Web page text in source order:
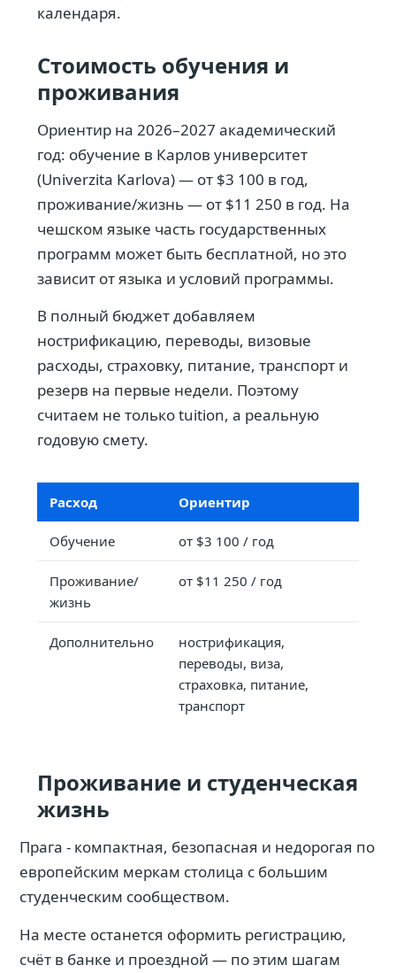
календаря.
Стоимость обучения и
проживания
Ориентир на 2026–2027 академический
год: обучение в Карлов университет
(Univerzita Karlova) — от $3 100 в год,
проживание/жизнь — от $11 250 в год. На
чешском языке часть государственных
программ может быть бесплатной, но это
зависит от языка и условий программы.
В полный бюджет добавляем
нострификацию, переводы, визовые
расходы, страховку, питание, транспорт и
резерв на первые недели. Поэтому
считаем не только tuition, а реальную
годовую смету.
Расход Ориентир
Обучение от $3 100 / год
Проживание/
жизнь
от $11 250 / год
Дополнительно
нострификация,
переводы, виза,
страховка, питание,
транспорт
Проживание и студенческая
жизнь
Прага - компактная, безопасная и недорогая по
европейским меркам столица с большим
студенческим сообществом.
На месте останется оформить регистрацию,
счёт в банке и проездной — по этим шагам